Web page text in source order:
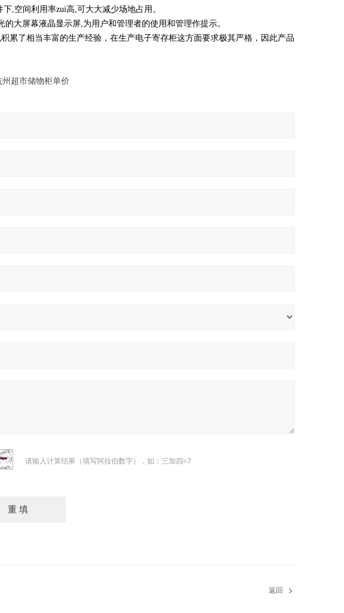
间利用率zui高,可大大减少场地占用。
屏幕液晶显示屏,为用户和管理者的使用和管理作提示。
了相当丰富的生产经验，在生产电子寄存柜这方面要求极其严格，因此产品
超市储物柜单价
请输入计算结果（填写阿拉伯数字），如：三加四=7
返回